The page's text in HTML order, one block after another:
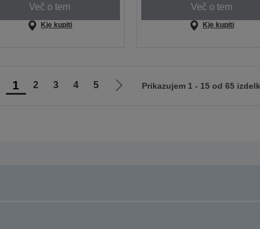
Več o tem
Kje kupiti
Več o tem
Kje kupiti
1 2 3 4 5
Pojdi
Prikazujem 1 - 15 od 65